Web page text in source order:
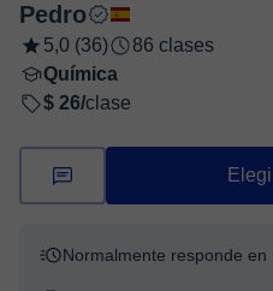
Pedro
5,0 (36)
86 clases
Química
$ 26/clase
Normalmente responde